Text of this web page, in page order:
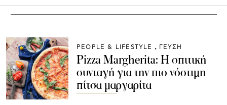
PEOPLE & LIFESTYLE ΓΕΥΣΗ
Pizza Margherita: Η σπιτική
συνταγή για την πιο νόστιμη
πίτσα μαργαρίτα